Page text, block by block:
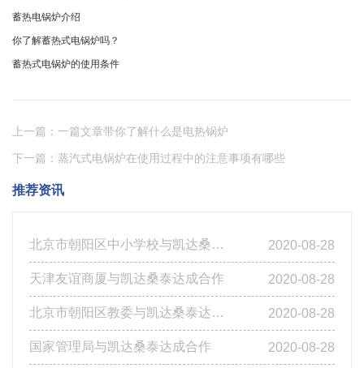
蓄热电锅炉介绍
你了解蓄热式电锅炉吗？
蓄热式电锅炉的使用条件
上一篇：一篇文章带你了解什么是电热锅炉
下一篇：蒸汽式电锅炉在使用过程中的注意事项有哪些
推荐资讯
北京市朝阳区中小学校与凯达桑泰达成合作 2020-08-28
天津友谊商厦与凯达桑泰达成合作 2020-08-28
北京市朝阳区教委与凯达桑泰达成合作 2020-08-28
国家管理局与凯达桑泰达成合作 2020-08-28